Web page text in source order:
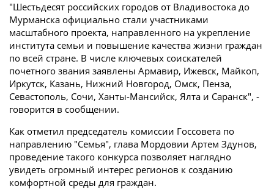
"Шестьдесят российских городов от Владивостока до
Мурманска официально стали участниками
масштабного проекта, направленного на укрепление
института семьи и повышение качества жизни граждан
по всей стране. В числе ключевых соискателей
почетного звания заявлены Армавир, Ижевск, Майкоп,
Иркутск, Казань, Нижний Новгород, Омск, Пенза,
Севастополь, Сочи, Ханты-Мансийск, Ялта и Саранск", -
говорится в сообщении.
Как отметил председатель комиссии Госсовета по
направлению "Семья", глава Мордовии Артем Здунов,
проведение такого конкурса позволяет наглядно
увидеть огромный интерес регионов к созданию
комфортной среды для граждан.